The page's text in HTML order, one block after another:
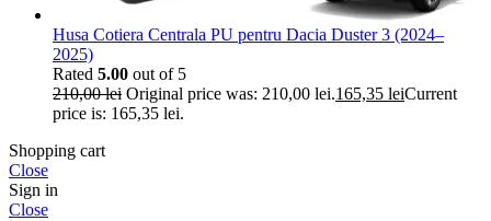
Husa Cotiera Centrala PU pentru Dacia Duster 3 (2024–
2025)
Rated 5.00 out of 5
210,00lei Original price was: 210,00 lei.165,35 leiCurrent
price is: 165,35 lei.
Shopping cart
Close
Sign in
Close